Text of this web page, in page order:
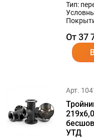
Тип:
От 37
Арт.
УТД